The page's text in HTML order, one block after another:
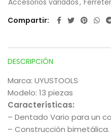
Accesorios variados,
Compartir
DESCRIPCIÓN
Marca: UYUSTOOLS
Modelo: 13 piezas
Características:
– Dentado Vario para un
– Construcción bimetálica.